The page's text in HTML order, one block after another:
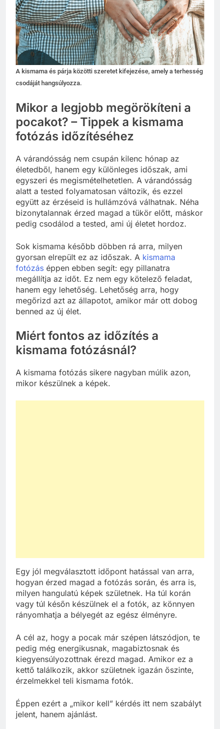
A kismama és párja közötti szeretet kifejezése, amely a terhesség
csodáját hangsúlyozza.
Mikor a legjobb megörökíteni a
pocakot? – Tippek a kismama
fotózás időzítéséhez
A várandósság nem csupán kilenc hónap az
életedből, hanem egy különleges időszak, ami
egyszeri és megismételhetetlen. A várandósság
alatt a tested folyamatosan változik, és ezzel
együtt az érzéseid is hullámzóvá válhatnak. Néha
bizonytalannak érzed magad a tükör előtt, máskor
pedig csodálod a tested, ami új életet hordoz.
Sok kismama később döbben rá arra, milyen
gyorsan elrepült ez az időszak. A kismama
fotózás éppen ebben segít: egy pillanatra
megállítja az időt. Ez nem egy kötelező feladat,
hanem egy lehetőség. Lehetőség arra, hogy
megőrizd azt az állapotot, amikor már ott dobog
benned az új élet.
Miért fontos az időzítés a
kismama fotózásnál?
A kismama fotózás sikere nagyban múlik azon,
mikor készülnek a képek.
Egy jól megválasztott időpont hatással van arra,
hogyan érzed magad a fotózás során, és arra is,
milyen hangulatú képek születnek. Ha túl korán
vagy túl későn készülnek el a fotók, az könnyen
rányomhatja a bélyegét az egész élményre.
A cél az, hogy a pocak már szépen látszódjon, te
pedig még energikusnak, magabiztosnak és
kiegyensúlyozottnak érezd magad. Amikor ez a
kettő találkozik, akkor születnek igazán őszinte,
érzelmekkel teli kismama fotók.
Éppen ezért a „mikor kell” kérdés itt nem szabályt
jelent, hanem ajánlást.